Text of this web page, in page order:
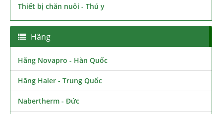
Thiết bị chăn nuôi - Thú y
Hãng
Hãng Novapro - Hàn Quốc
Hãng Haier - Trung Quốc
Nabertherm - Đức